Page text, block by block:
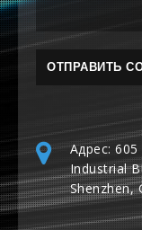
Адрес:
Industrial
Shenzhen,